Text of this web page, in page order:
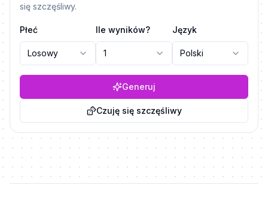
się szczęśliwy.
Płeć
Losowy
Ile wyników?
1
Język
Polski
Generuj
Czuję się szczęśliwy